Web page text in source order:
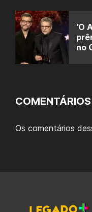
‘O
no
Os comentários